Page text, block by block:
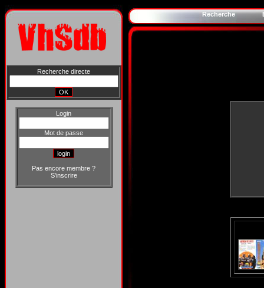
Recherche directe
Login
Mot de passe
Pas encore membre ?
S'inscrire
Recherche